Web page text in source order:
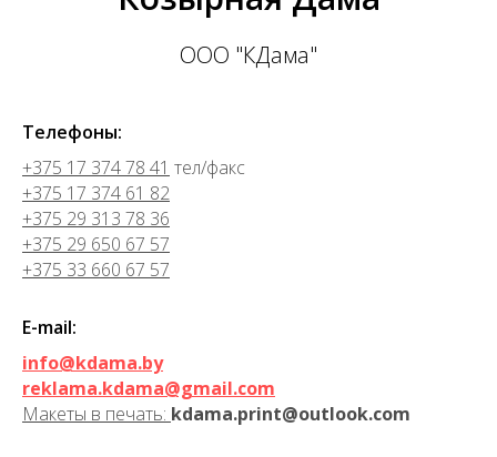
ООО "КДама"
Телефоны:
+375 17 374 78 41 тел/факс
+375 17 374 61 82
+375 29 313 78 36
+375 29 650 67 57
+375 33 660 67 57
E-mail:
info@kdama.by
reklama.kdama@gmail.com
Макеты в печать: kdama.print@outlook.com